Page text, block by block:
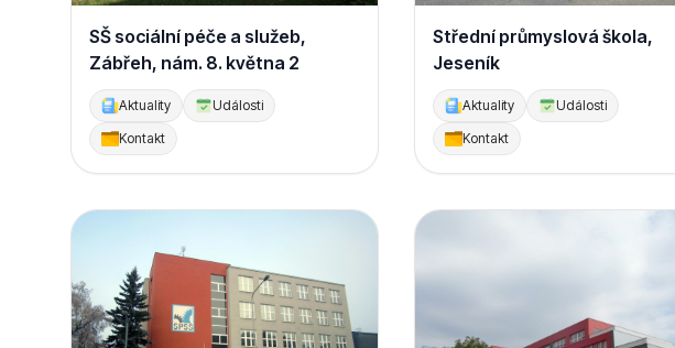
SŠ sociální péče a služeb,
Zábřeh, nám. 8. května 2
Aktuality
Události
Kontakt
Střední průmyslová škola,
Jeseník
Aktuality
Události
Kontakt